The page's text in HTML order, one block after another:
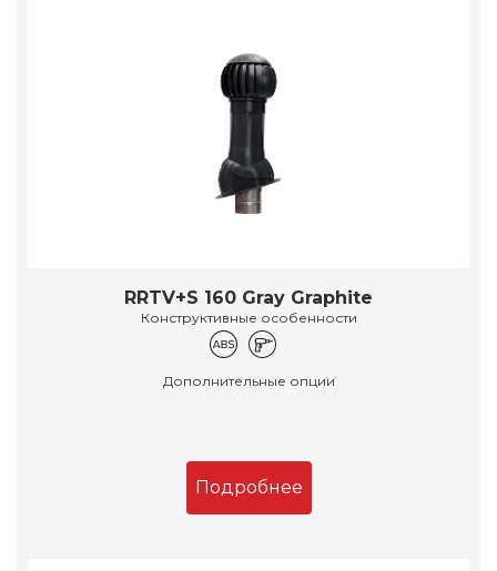
RRTV+S 160 Gray Graphite
Конструктивные особенности
Дополнительные опции
Подробнее